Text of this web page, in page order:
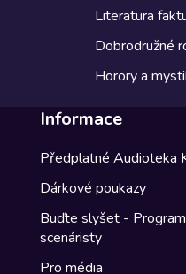
Literatura
Dobrodružné
Horory a
Informace
Předplatné Audioteka
Dárkové poukazy
Buďte slyšet -
scenáristy
Pro média